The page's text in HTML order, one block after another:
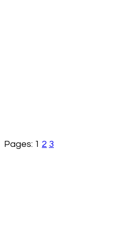
Pages: 1 2 3